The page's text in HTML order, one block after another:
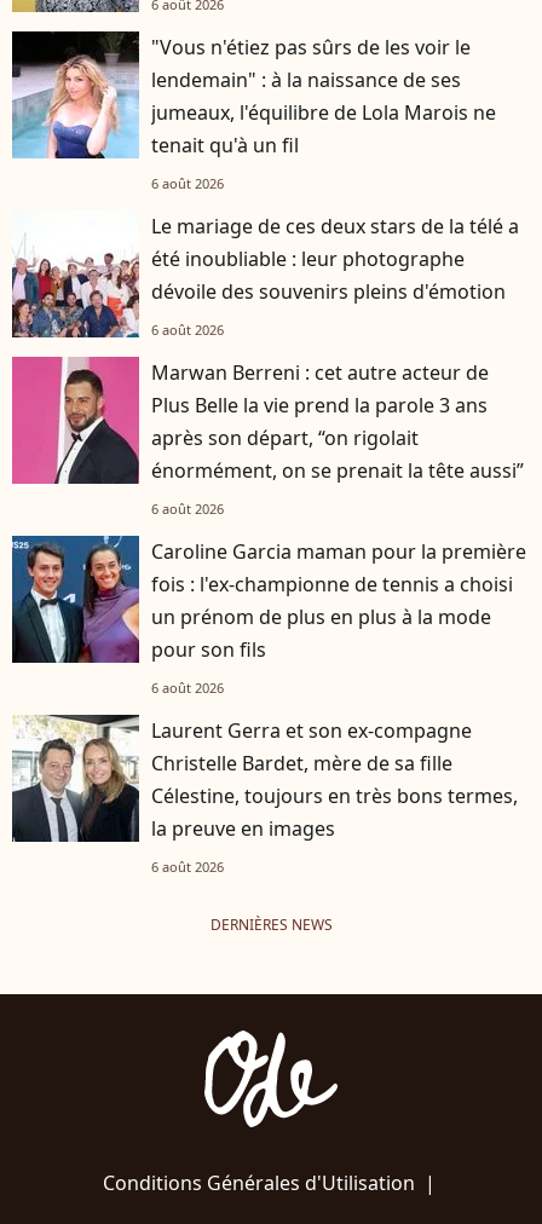
6 août 2026
"Vous n'étiez pas sûrs de les voir le
lendemain" : à la naissance de ses
jumeaux, l'équilibre de Lola Marois ne
tenait qu'à un fil
6 août 2026
Le mariage de ces deux stars de la télé a
été inoubliable : leur photographe
dévoile des souvenirs pleins d'émotion
6 août 2026
Marwan Berreni : cet autre acteur de
Plus Belle la vie prend la parole 3 ans
après son départ, “on rigolait
énormément, on se prenait la tête aussi”
6 août 2026
Caroline Garcia maman pour la première
fois : l'ex-championne de tennis a choisi
un prénom de plus en plus à la mode
pour son fils
6 août 2026
Laurent Gerra et son ex-compagne
Christelle Bardet, mère de sa fille
Célestine, toujours en très bons termes,
la preuve en images
6 août 2026
DERNIÈRES NEWS
Conditions Générales d'Utilisation |